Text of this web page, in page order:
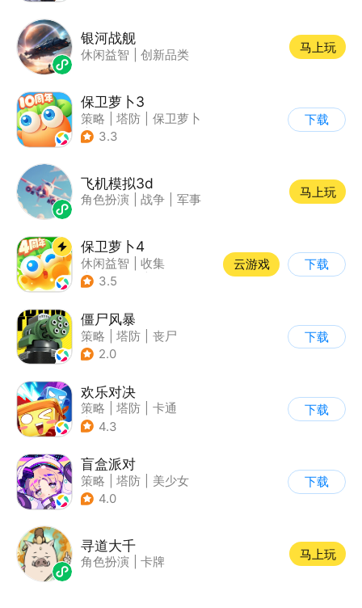
银河战舰
休闲益智 创新品类
马上玩
保卫萝卜3
策略 塔防
保卫萝卜
| 卡通
3.3
下载
飞机模拟3d
角色扮演 战争 军事
马上玩
保卫萝卜4
休闲益智
收集
| 保卫萝卜
3.5
云游戏 下载
僵尸风暴
策略 塔防
丧尸
| 卡通
2.0
下载
欢乐对决
策略 塔防
卡通
| 卡牌
4.3
下载
盲盒派对
策略 塔防
美少女
| 卡通
4.0
下载
寻道大千
角色扮演 卡牌
马上玩